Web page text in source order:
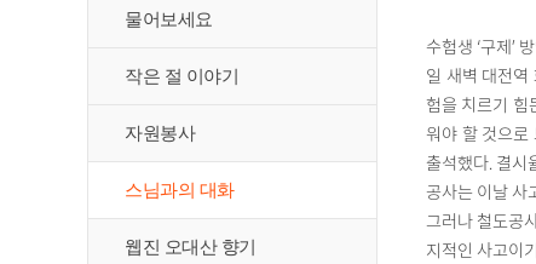
물어보세요
작은 절 이야기
자원봉사
스님과의 대화
웹진 오대산 향기
수험생 ‘구제’
일 새벽 대전
험을 치르기 힘
워야 할 것으
출석했다. 결시
공사는 이날 사
그러나 철도공
지적인 사고이